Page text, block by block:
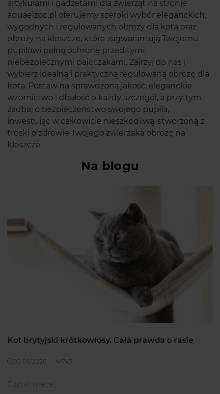
artykułami i gadżetami dla zwierząt na stronie
aquaelzoo.pl oferujemy szeroki wybór eleganckich,
wygodnych i regulowanych obroży dla kota oraz
obroży na kleszcze, które zagwarantują Twojemu
pupilowi pełną ochronę przed tymi
niebezpiecznymi pajęczakami. Zajrzyj do nas i
wybierz idealną i praktyczną regulowaną obrożę dla
kota. Postaw na sprawdzoną jakość, eleganckie
wzornictwo i dbałość o każdy szczegół, a przy tym
zadbaj o bezpieczeństwo swojego pupila,
inwestując w całkowicie nieszkodliwą, stworzoną z
troski o zdrowie Twojego zwierzaka obrożę na
kleszcze.
Na blogu
Kot brytyjski krótkowłosy. Cała prawda o rasie
02/06/2026 745
Czytaj więcej